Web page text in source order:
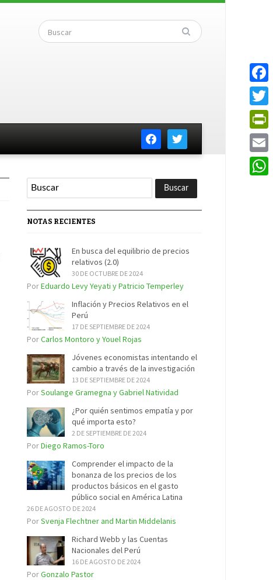
facebooktwitter
NOTAS RECIENTES
En busca del equilibrio de precios
relativos (2.0)
30 DE OCTUBRE DE 2024
PorEduardo Levy Yeyati y Patricio Temperley
Inflación y Precios Relativos en el
Perú
17 DE SEPTIEMBRE DE 2024
PorCarlos Montoro y Youel Rojas
Jóvenes economistas intentando el
cambio a través de la investigación
13 DE SEPTIEMBRE DE 2024
PorSoulange Gramegna y Gabriel Natividad
¿Por quién sentimos empatía y por
qué importa esto?
2 DE SEPTIEMBRE DE 2024
PorDiego Ramos-Toro
Comprender el impacto de la
bonanza de los precios de los
productos básicos en el gasto
público social en América Latina
26 DE AGOSTO DE 2024
PorSvenja Flechtner and Martin Middelanis
Richard Webb y las Cuentas
Nacionales del Perú
16 DE AGOSTO DE 2024
PorGonzalo Pastor
Email